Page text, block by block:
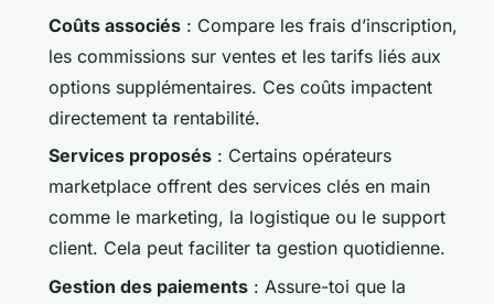
Coûts associés : Compare les frais d’inscription,
les commissions sur ventes et les tarifs liés aux
options supplémentaires. Ces coûts impactent
directement ta rentabilité.
Services proposés : Certains opérateurs
marketplace offrent des services clés en main
comme le marketing, la logistique ou le support
client. Cela peut faciliter ta gestion quotidienne.
Gestion des paiements : Assure-toi que la